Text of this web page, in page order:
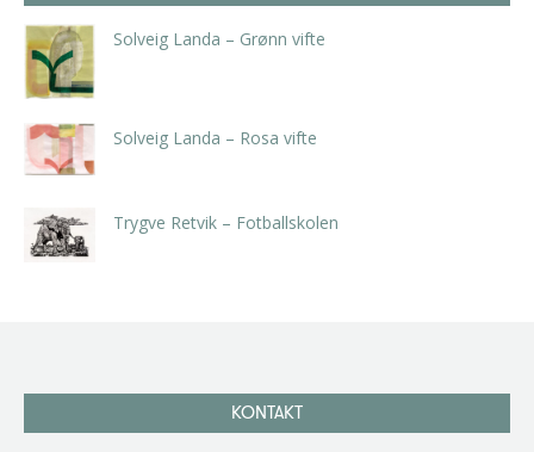
Solveig Landa – Grønn vifte
Solveig Landa – Rosa vifte
Trygve Retvik – Fotballskolen
KONTAKT